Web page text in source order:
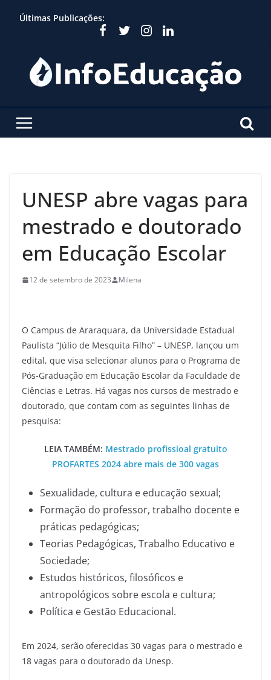
Últimas Publicações:
UNESP abre vagas para
mestrado e doutorado
em Educação Escolar
12 de setembro de 2023 Milena
O Campus de Araraquara, da Universidade Estadual
Paulista “Júlio de Mesquita Filho” – UNESP, lançou um
edital, que visa selecionar alunos para o Programa de
Pós-Graduação em Educação Escolar da Faculdade de
Ciências e Letras. Há vagas nos cursos de mestrado e
doutorado, que contam com as seguintes linhas de
pesquisa:
LEIA TAMBÉM: Mestrado profissioal gratuito
PROFARTES 2024 abre mais de 300 vagas
Sexualidade, cultura e educação sexual;
Formação do professor, trabalho docente e
práticas pedagógicas;
Teorias Pedagógicas, Trabalho Educativo e
Sociedade;
Estudos históricos, filosóficos e
antropológicos sobre escola e cultura;
Política e Gestão Educacional.
Em 2024, serão oferecidas 30 vagas para o mestrado e
18 vagas para o doutorado da Unesp.